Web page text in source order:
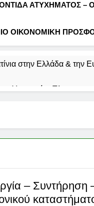
ΑΤΥΧΉΜΑΤΟΣ –
ΟΙΚΟΝΟΜΙΚΗ
στην Ελλάδα &
Υπηρεσίες
κατοικίδιου είναι η
Μια Αναγκαιότητα
– Συντήρηση